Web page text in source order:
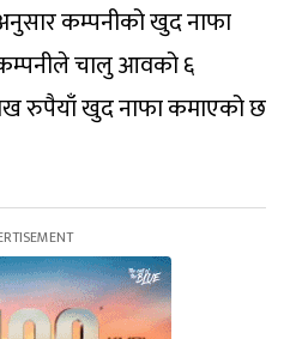
कम्पनीको खुद नाफा
चालु आवको ६
रुपैयाँ खुद नाफा कमाएको छ